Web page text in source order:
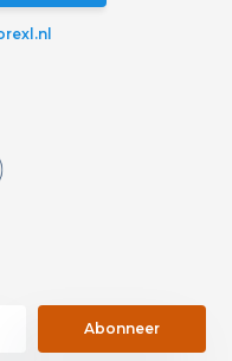
Abonneer